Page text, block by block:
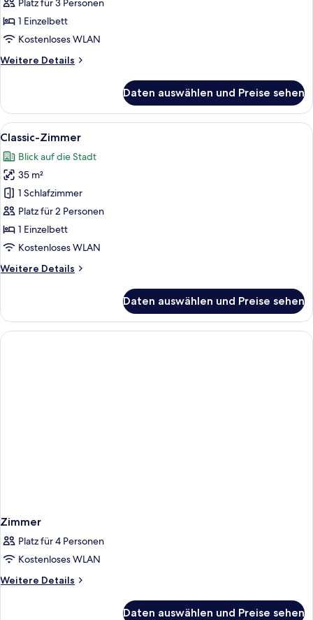
1 Einzelbett
Kostenloses WLAN
Weitere Details
Weitere
Zimmer
Daten auswählen und Preise sehen
Alle
Fotos
für
Classic-
Zimmer
anzeigen
Ein modernes Hotelzimmer mit
5
Classic-Zimmer
Blick auf die Stadt
35 m²
1 Schlafzimmer
Platz für 2 Personen
1 Einzelbett
Kostenloses WLAN
Weitere Details
Weitere
Zimmer
Daten auswählen und Preise sehen
Zimmer
Platz für 4 Personen
Kostenloses WLAN
Weitere Details
Weitere
Daten auswählen und Preise sehen